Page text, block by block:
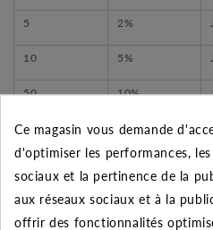
5 2%
10 5%
50 10%
DESCRIPTION DU
Ce magasin vous demande
d'optimiser les performances,
sociaux et la pertinence de la
aux réseaux sociaux et à la
offrir des fonctionnalités